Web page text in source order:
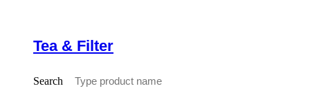
Tea & Filter
Search